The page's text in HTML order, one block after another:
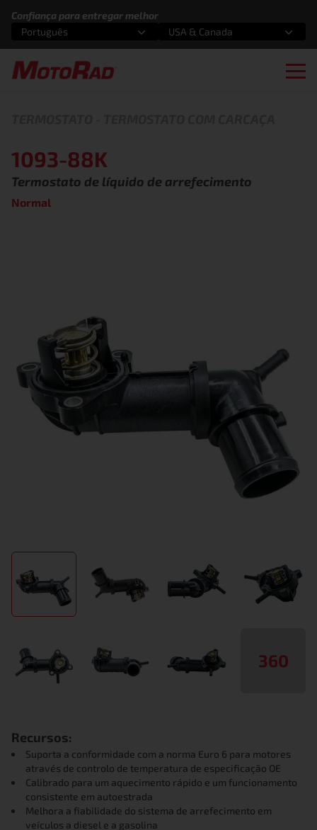
Confiança para entregar melhor
Selecione uma opção
Português
Selecione uma opção
USA & Canada
360
1093-88K
Termostato de líquido de arrefecimento
Normal
Recursos:
Suporta a conformidade com a norma Euro 6 para motores
através de controlo de temperatura de especificação OE
Calibrado para um aquecimento rápido e um funcionamento
consistente em autoestrada
Melhora a fiabilidade do sistema de arrefecimento em
veículos a diesel e a gasolina